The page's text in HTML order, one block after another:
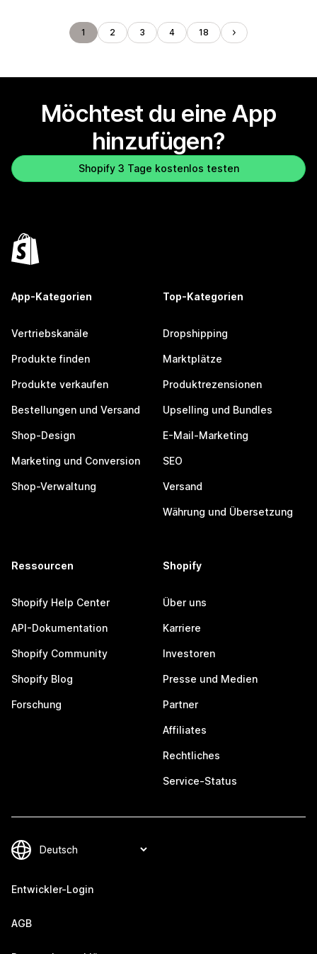
1 2 3 4 18
Möchtest du eine App
hinzufügen?
Shopify 3 Tage kostenlos testen
App-Kategorien
Vertriebskanäle
Produkte finden
Produkte verkaufen
Bestellungen und Versand
Shop-Design
Marketing und Conversion
Shop-Verwaltung
Top-Kategorien
Dropshipping
Marktplätze
Produktrezensionen
Upselling und Bundles
E-Mail-Marketing
SEO
Versand
Währung und Übersetzung
Ressourcen
Shopify Help Center
API-Dokumentation
Shopify Community
Shopify Blog
Forschung
Shopify
Über uns
Karriere
Investoren
Presse und Medien
Partner
Affiliates
Rechtliches
Service-Status
Entwickler-Login
AGB